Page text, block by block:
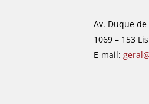
Av. Duque de
1069 – 153
E-mail: